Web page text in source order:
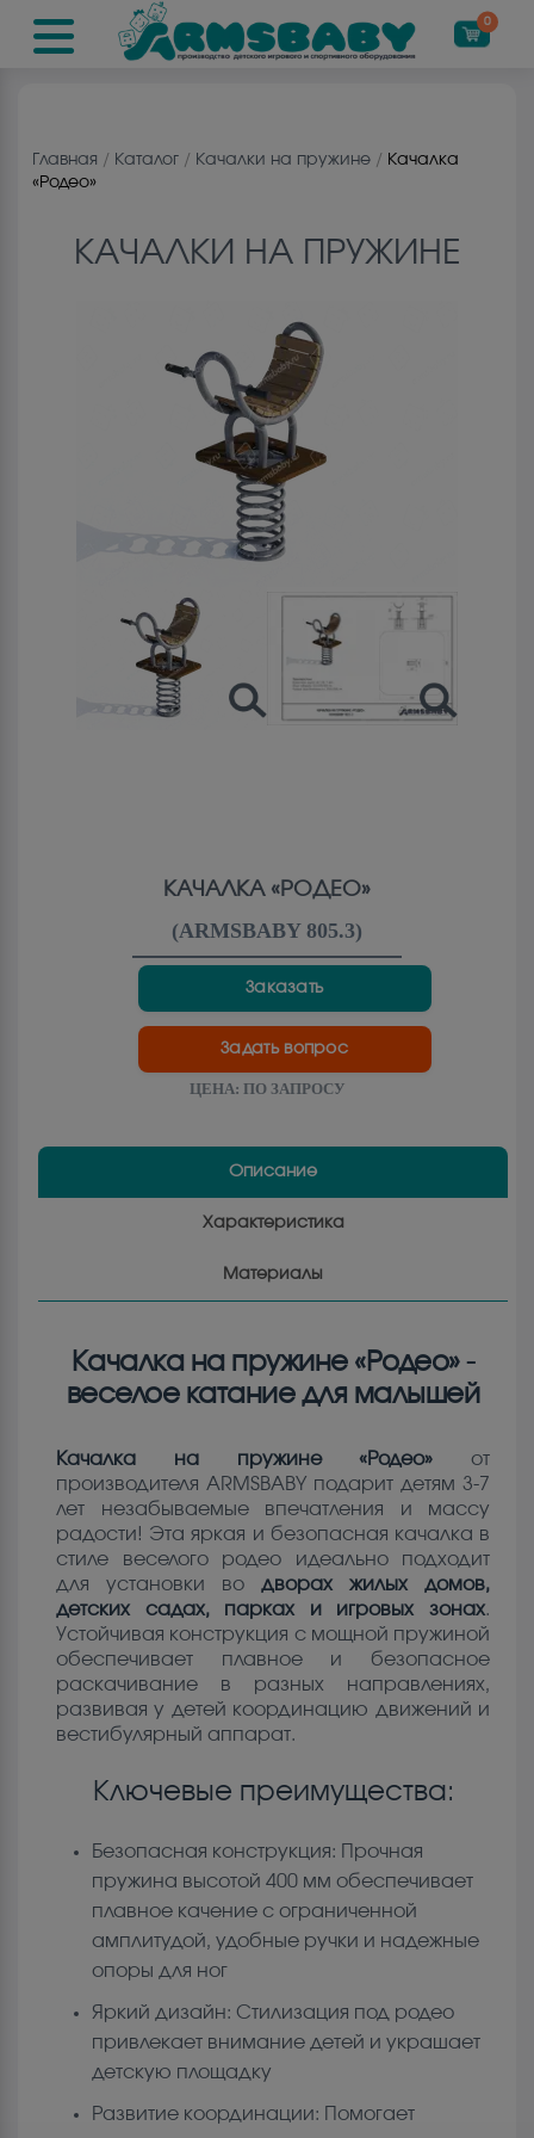
0
Главная / Каталог / Качалки на пружине / Качалка
«Родео»
КАЧАЛКИ НА ПРУЖИНЕ
КАЧАЛКА «РОДЕО»
(ARMSBABY 805.3)
Заказать
Задать вопрос
ЦЕНА: ПО ЗАПРОСУ
Описание
Характеристика
Материалы
Качалка на пружине «Родео» -
веселое катание для малышей
Качалка на пружине «Родео» от
производителя ARMSBABY подарит детям 3-7
лет незабываемые впечатления и массу
радости! Эта яркая и безопасная качалка в
стиле веселого родео идеально подходит
для установки во дворах жилых домов,
детских садах, парках и игровых зонах.
Устойчивая конструкция с мощной пружиной
обеспечивает плавное и безопасное
раскачивание в разных направлениях,
развивая у детей координацию движений и
вестибулярный аппарат.
Ключевые преимущества:
Безопасная конструкция: Прочная
пружина высотой 400 мм обеспечивает
плавное качение с ограниченной
амплитудой, удобные ручки и надежные
опоры для ног
Яркий дизайн: Стилизация под родео
привлекает внимание детей и украшает
детскую площадку
Развитие координации: Помогает